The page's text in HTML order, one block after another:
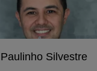
Paulinho Silvestre